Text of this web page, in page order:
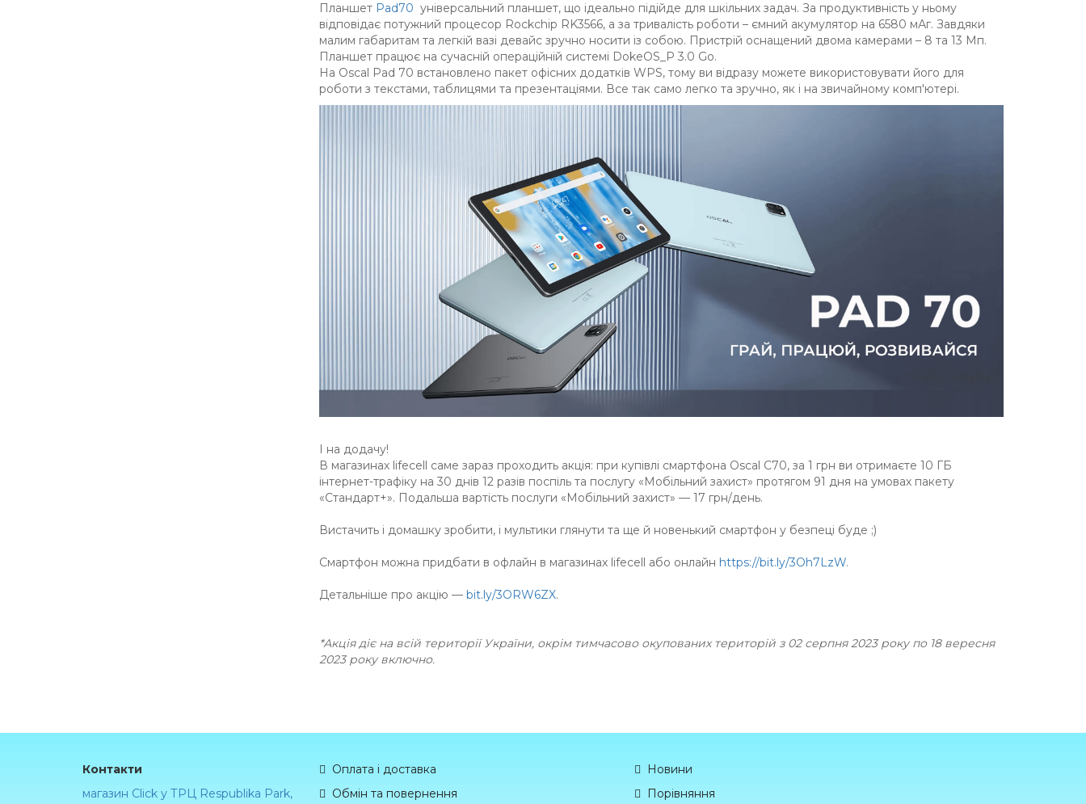
Планшет Pad70 універсальний планшет, що ідеально підійде для шкільних задач. За продуктивність у ньому
відповідає потужний процесор Rockchip RK3566, а за тривалість роботи – ємний акумулятор на 6580 мАг. Завдяки
малим габаритам та легкій вазі девайс зручно носити із собою. Пристрій оснащений двома камерами – 8 та 13 Мп.
Планшет працює на сучасній операційній системі DokeOS_P 3.0 Go.
На Oscal Pad 70 встановлено пакет офісних додатків WPS, тому ви відразу можете використовувати його для
роботи з текстами, таблицями та презентаціями. Все так само легко та зручно, як і на звичайному комп'ютері.
I на додачу!
В магазинах lifecell саме зараз проходить акція: при купівлі смартфона Oscal C70, за 1 грн ви отримаєте 10 ГБ
інтернет-трафіку на 30 днів 12 разів поспіль та послугу «Мобільний захист» протягом 91 дня на умовах пакету
«Стандарт+». Подальша вартість послуги «Мобільний захист» — 17 грн/день.
Вистачить і домашку зробити, і мультики глянути та ще й новенький смартфон у безпеці буде ;)
Смартфон можна придбати в офлайн в магазинах lifecell або онлайн https://bit.ly/3Oh7LzW.
Детальніше про акцію — bit.ly/3ORW6ZX.
*Акція діє на всій території України, окрім тимчасово окупованих територій з 02 серпня 2023 року по 18 вересня
2023 року включно.
Контакти
магазин Click у ТРЦ Respublika Park,
Оплата і доставка
Обмін та повернення
Новини
Порівняння